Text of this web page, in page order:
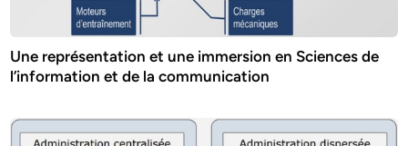
Une représentation et une immersion en Sciences de
l’information et de la communication